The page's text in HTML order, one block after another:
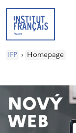
IFP › Homepage